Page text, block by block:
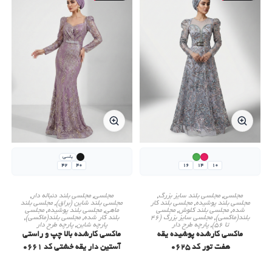
10
14
16
جزییات محصول
محصول
دارای
انواع
مختلفی
می
باشد.
گزینه
مجلسی, مجلسی بلند سایز بزرگ,
مجلسی بلند پوشیده,مجلسی بلند کار
شده,مجلسی بلند کلوش,مجلسی
بلند(ماکسی),
مجلسی سایز بزرگ (46
تا 56)
,پارچه طرح دار
ماکسی کارشده پوشیده یقه
هفت تور کد 0625
یاسی
40
42
جزییات محصول
محصول
دارای
انواع
مختلفی
می
باشد.
گزینه
مجلسی,مجلسی بلند دنباله دار,
مجلسی بلند شاین (براق), مجلسی بلند
ماهی,مجلسی بلند پوشیده,مجلسی
بلند کار شده, مجلسی بلند(ماکسی),
پارچه شاین,پارچه طرح دار
ماکسی کارشده بالا چپ و راستی
آستین دار یقه خشتی کد 0661